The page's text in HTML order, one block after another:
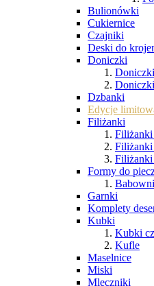
Bulionówki
Cukiernice
Czajniki
Deski do
Doniczki
Dzbanki
Edycje
Filiżanki
Filiżanki
Filiżanki
Formy do
Garnki
Komplety
Kubki
Kubki
Kufle
Maselnice
Miski
Mleczniki